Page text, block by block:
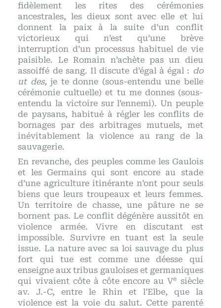
fidèlement les rites des cérémonies
ancestrales, les dieux sont avec elle et lui
donnent la paix à la suite d’un conflit
victorieux qui n’est qu’une brève
interruption d’un processus habituel de vie
paisible. Le Romain n’achète pas un dieu
assoiffé de sang. Il discute d’égal à égal : do
ut des, je te donne (sous-entendu une belle
cérémonie cultuelle) et tu me donnes (sous-
entendu la victoire sur l’ennemi). Un peuple
de paysans, habitué à régler les conflits de
bornages par des arbitrages mutuels, met
inévitablement la violence au rang de la
sauvagerie.
En revanche, des peuples comme les Gaulois
et les Germains qui sont encore au stade
d’une agriculture itinérante n’ont pour seuls
biens que leurs troupeaux et leurs femmes.
Un territoire de chasse, une pâture ne se
bornent pas. Le conflit dégénère aussitôt en
violence armée. Vivre en discutant est
impossible. Survivre en tuant est la seule
issue. La nature avec sa loi sauvage du plus
fort qui tue est comme une déesse qui
enseigne aux tribus gauloises et germaniques
qui vivaient côte à côte encore au Ve siècle
av. J.-C, entre le Rhin et l’Elbe, que la
violence est la voie du salut. Cette parenté